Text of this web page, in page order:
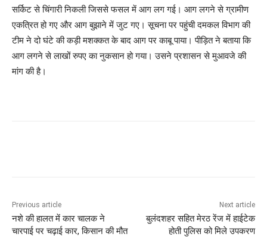
सर्किट से चिंगारी निकली जिससे फसल में आग लग गई। आग लगने से ग्रामीण
एकत्रित हो गए और आग बुझाने में जुट गए। सूचना पर पहुंची दमकल विभाग की
टीम ने दो घंटे की कड़ी मशक्कत के बाद आग पर काबू पाया। पीड़ित ने बताया कि
आग लगने से लाखों रुपए का नुकसान हो गया। उसने प्रशासन से मुआवजे की
मांग की है।
Previous article
नशे की हालत में कार चालक ने
चारपाई पर चढ़ाई कार, किसान की मौत
Next article
बुलंदशहर सहित मेरठ रेंज में हाईटेक
होती पुलिस को मिले उपकरण